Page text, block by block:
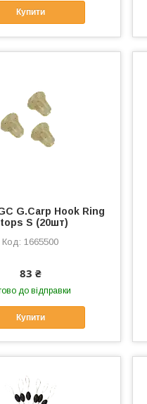
Купити
G.Carp Hook Ring
S (20шт)
1665500
83 ₴
до відправки
Купити